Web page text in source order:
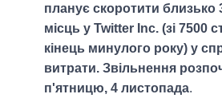
планує скоротити близько
місць у Twitter Inc. (зі 7500
кінець минулого року) у
витрати. Звільнення
п'ятницю, 4 листопада.